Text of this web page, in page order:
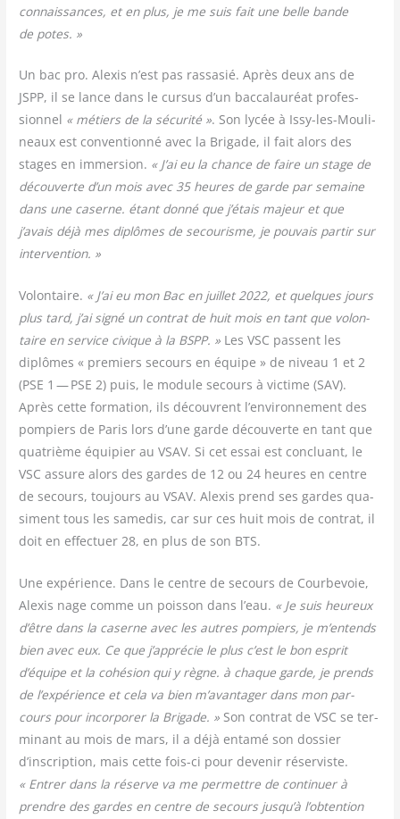
connais­sances, et en plus, je me suis fait une belle bande
de potes. »
Un bac pro. Alexis n’est pas ras­sa­sié. Après deux ans de
JSPP, il se lance dans le cur­sus d’un bac­ca­lau­réat pro­fes­
sion­nel « métiers de la sécu­ri­té ». Son lycée à Issy-les-Mou­li­
neaux est conven­tion­né avec la Bri­gade, il fait alors des
stages en immer­sion. « J’ai eu la chance de faire un stage de
décou­verte d’un mois avec 35 heures de garde par semaine
dans une caserne. étant don­né que j’étais majeur et que
j’avais déjà mes diplômes de secou­risme, je pou­vais par­tir sur
intervention. »
Volon­taire. « J’ai eu mon Bac en juillet 2022, et quelques jours
plus tard, j’ai signé un contrat de huit mois en tant que volon­
taire en ser­vice civique à la BSPP. » Les VSC passent les
diplômes « pre­miers secours en équipe » de niveau 1 et 2
(PSE 1 — PSE 2) puis, le module secours à vic­time (SAV).
Après cette for­ma­tion, ils découvrent l’environnement des
pom­piers de Paris lors d’une garde décou­verte en tant que
qua­trième équi­pier au VSAV. Si cet essai est concluant, le
VSC assure alors des gardes de 12 ou 24 heures en centre
de secours, tou­jours au VSAV. Alexis prend ses gardes qua­
si­ment tous les same­dis, car sur ces huit mois de contrat, il
doit en effec­tuer 28, en plus de son BTS.
Une expé­rience. Dans le centre de secours de Cour­be­voie,
Alexis nage comme un pois­son dans l’eau. « Je suis heu­reux
d’être dans la caserne avec les autres pom­piers, je m’entends
bien avec eux. Ce que j’apprécie le plus c’est le bon esprit
d’équipe et la cohé­sion qui y règne. à chaque garde, je prends
de l’expérience et cela va bien m’avantager dans mon par­
cours pour incor­po­rer la Bri­gade. » Son contrat de VSC se ter­
mi­nant au mois de mars, il a déjà enta­mé son dos­sier
d’inscription, mais cette fois-ci pour deve­nir réser­viste.
« Entrer dans la réserve va me per­mettre de conti­nuer à
prendre des gardes en centre de secours jusqu’à l’obtention